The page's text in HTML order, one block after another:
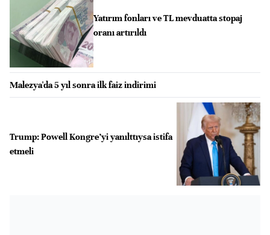
Yatırım fonları ve TL mevduatta stopaj
oranı artırıldı
Malezya'da 5 yıl sonra ilk faiz indirimi
Trump: Powell Kongre’yi yanılttıysa istifa
etmeli